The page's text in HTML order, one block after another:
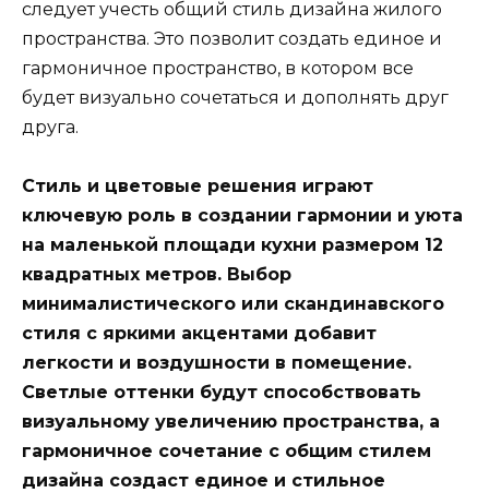
следует учесть общий стиль дизайна жилого
пространства. Это позволит создать единое и
гармоничное пространство, в котором все
будет визуально сочетаться и дополнять друг
друга.
Стиль и цветовые решения играют
ключевую роль в создании гармонии и уюта
на маленькой площади кухни размером 12
квадратных метров. Выбор
минималистического или скандинавского
стиля с яркими акцентами добавит
легкости и воздушности в помещение.
Светлые оттенки будут способствовать
визуальному увеличению пространства, а
гармоничное сочетание с общим стилем
дизайна создаст единое и стильное